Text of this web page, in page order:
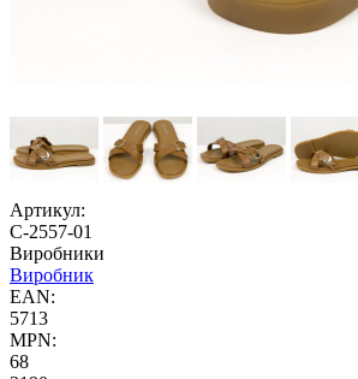
Артикул:
С-2557-01
Виробники
Виробник
EAN:
5713
MPN:
68